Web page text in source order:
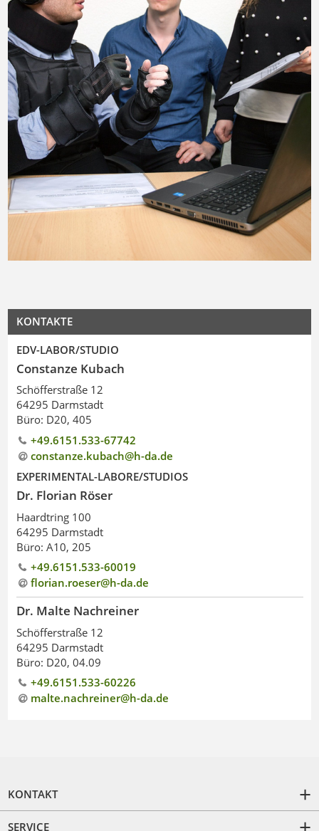
KONTAKTE
EDV-LABOR/STUDIO
Constanze Kubach
Schöfferstraße 12
64295 Darmstadt
Büro: D20, 405
+49.6151.533-67742
constanze.kubach@h-da.de
EXPERIMENTAL-LABORE/STUDIOS
Dr. Florian Röser
Haardtring 100
64295 Darmstadt
Büro: A10, 205
+49.6151.533-60019
florian.roeser@h-da.de
Dr. Malte Nachreiner
Schöfferstraße 12
64295 Darmstadt
Büro: D20, 04.09
+49.6151.533-60226
malte.nachreiner@h-da.de
KONTAKT
SERVICE